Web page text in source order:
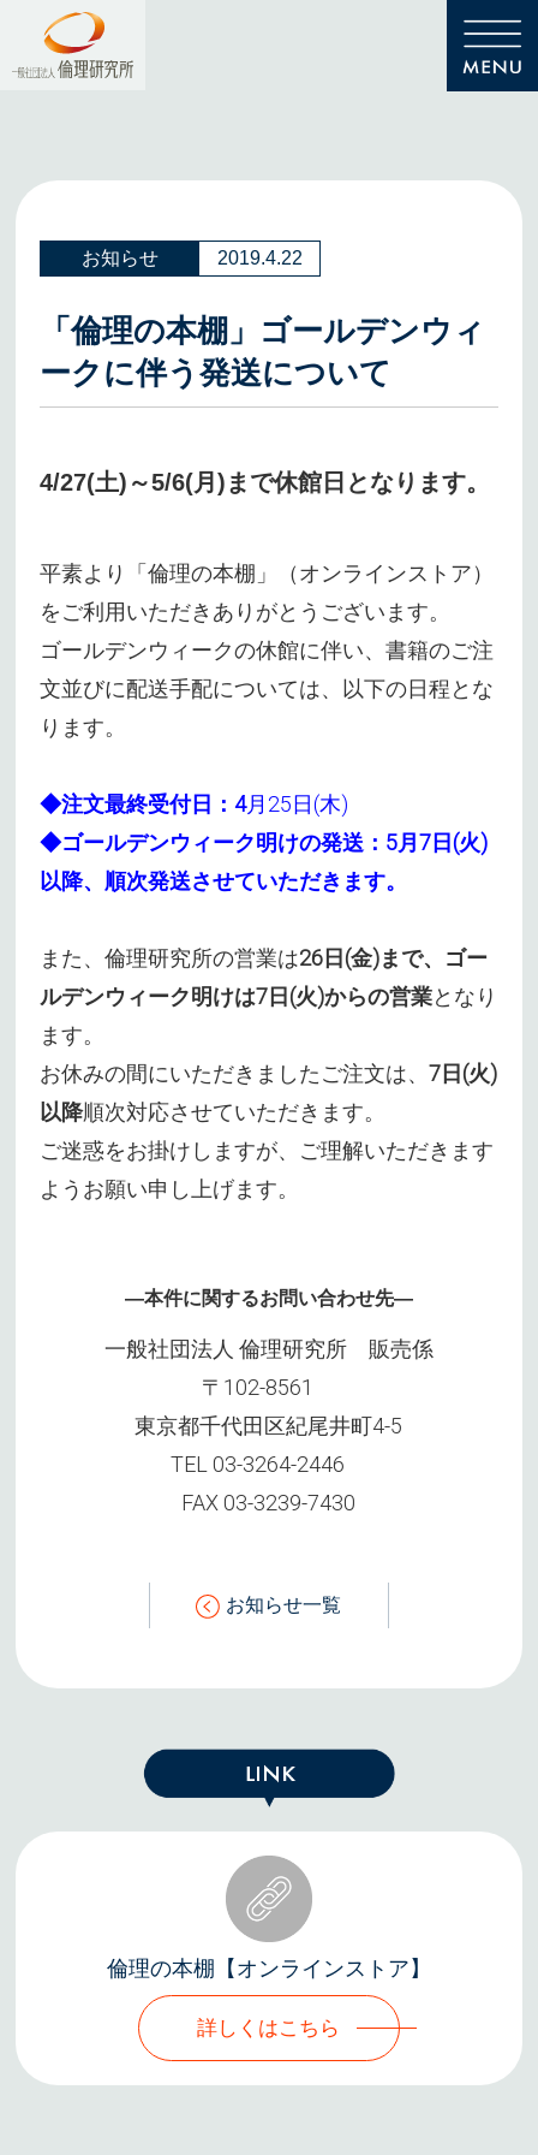
お知らせ 2019.4.22
「倫理の本棚」ゴールデンウィ
ークに伴う発送について
4/27(土)～5/6(月)まで休館日となります。
平素より「倫理の本棚」（オンラインストア）
をご利用いただきありがとうございます。
ゴールデンウィークの休館に伴い、書籍のご注
文並びに配送手配については、以下の日程とな
ります。
◆注文最終受付日：4月25日(木)
◆ゴールデンウィーク明けの発送：5月7日(火)
以降、順次発送させていただきます。
また、倫理研究所の営業は26日(金)まで、ゴー
ルデンウィーク明けは7日(火)からの営業となり
ます。
お休みの間にいただきましたご注文は、7日(火)
以降順次対応させていただきます。
ご迷惑をお掛けしますが、ご理解いただきます
ようお願い申し上げます。
―本件に関するお問い合わせ先―
一般社団法人 倫理研究所 販売係
〒102-8561
東京都千代田区紀尾井町4-5
TEL 03-3264-2446
FAX 03-3239-7430
お知らせ一覧
倫理の本棚【オンラインストア】
詳しくはこちら